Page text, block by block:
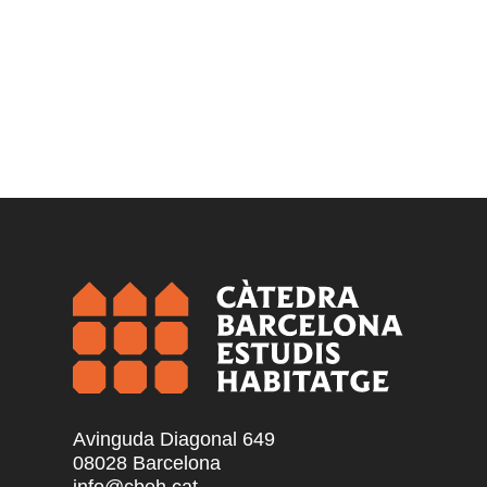
Avinguda Diagonal 649
08028 Barcelona